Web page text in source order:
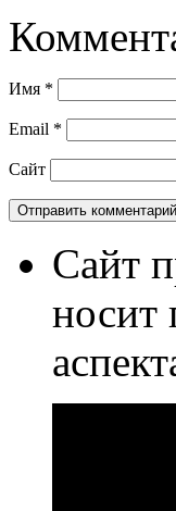
Имя *
Email *
Сайт
Сайт
носит